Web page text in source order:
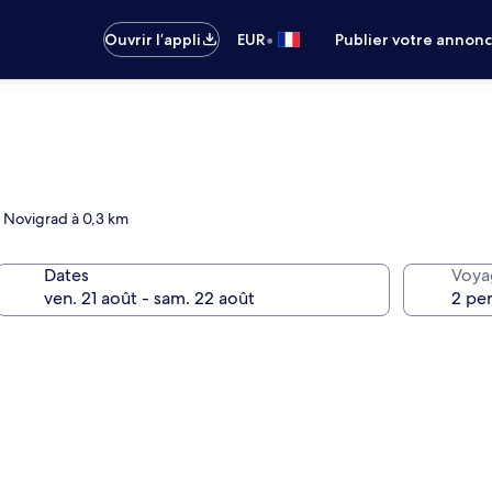
Ouvrir l’appli EUR• Publier votre
à 0,3 km
Dates